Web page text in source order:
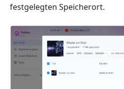
festgelegten Speicherort.